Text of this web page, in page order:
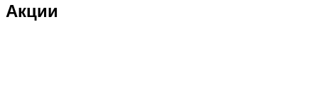
Акции